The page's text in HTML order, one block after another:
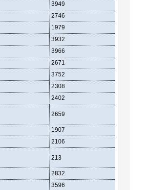
3949
2746
1979
3932
3966
2671
3752
2308
2402
2659
1907
2106
213
2832
3596